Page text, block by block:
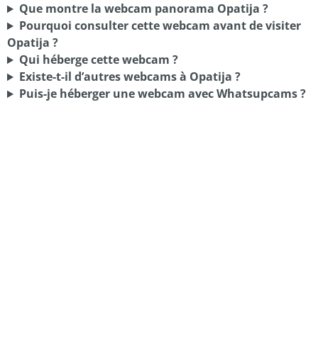
Que montre la webcam panorama Opatija ?
Pourquoi consulter cette webcam avant de visiter
Opatija ?
Qui héberge cette webcam ?
Existe-t-il d’autres webcams à Opatija ?
Puis-je héberger une webcam avec Whatsupcams ?